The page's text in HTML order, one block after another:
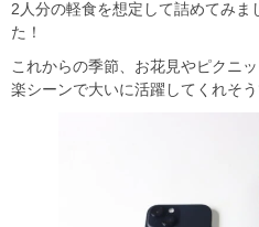
2人分の軽食を想定して詰めてみま
た！
これからの季節、お花見やピクニ
楽シーンで大いに活躍してくれそう